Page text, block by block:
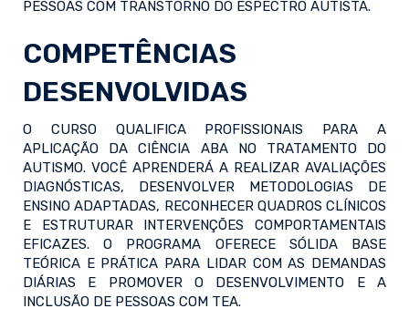
PESSOAS COM TRANSTORNO DO ESPECTRO AUTISTA.
COMPETÊNCIAS
DESENVOLVIDAS
O CURSO QUALIFICA PROFISSIONAIS PARA A
APLICAÇÃO DA CIÊNCIA ABA NO TRATAMENTO DO
AUTISMO. VOCÊ APRENDERÁ A REALIZAR AVALIAÇÕES
DIAGNÓSTICAS, DESENVOLVER METODOLOGIAS DE
ENSINO ADAPTADAS, RECONHECER QUADROS CLÍNICOS
E ESTRUTURAR INTERVENÇÕES COMPORTAMENTAIS
EFICAZES. O PROGRAMA OFERECE SÓLIDA BASE
TEÓRICA E PRÁTICA PARA LIDAR COM AS DEMANDAS
DIÁRIAS E PROMOVER O DESENVOLVIMENTO E A
INCLUSÃO DE PESSOAS COM TEA.